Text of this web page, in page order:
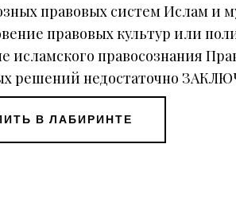
правовых систем Ислам и
правовых культур или
исламского правосознания
решений недостаточно
В ЛАБИРИНТЕ